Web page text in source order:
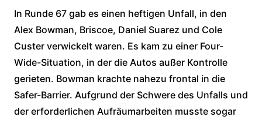
In Runde 67 gab es einen heftigen Unfall, in den
Alex Bowman, Briscoe, Daniel Suarez und Cole
Custer verwickelt waren. Es kam zu einer Four-
Wide-Situation, in der die Autos außer Kontrolle
gerieten. Bowman krachte nahezu frontal in die
Safer-Barrier. Aufgrund der Schwere des Unfalls und
der erforderlichen Aufräumarbeiten musste sogar